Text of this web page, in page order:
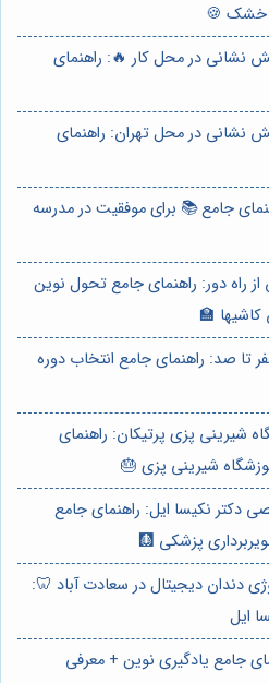
خشک 🍪
نشانی در محل کار 🔥: راهنمای
نشانی در محل تهران: راهنمای
جامع 📚 برای موفقیت در مدرسه
راه دور: راهنمای جامع تحول نوین
کاشیها 🏫
تا صد: راهنمای جامع انتخاب دوره
شیرینی پزی پرتیکان: راهنمای
شیرینی پزی 🎂
دکتر نکیسا ایل: راهنمای جامع
پزشکی 🩻
دندان دیجیتال در سعادت آباد 🦷:
ایل
جامع یادگیری نوین + معرفی